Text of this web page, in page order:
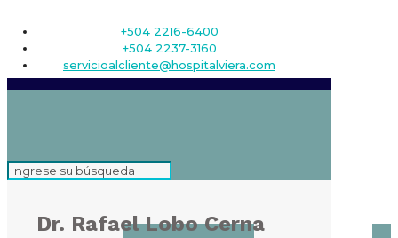
+504 2216-6400
+504 2237-3160
servicioalcliente@hospitalviera.com
Dr. Rafael Lobo Cerna